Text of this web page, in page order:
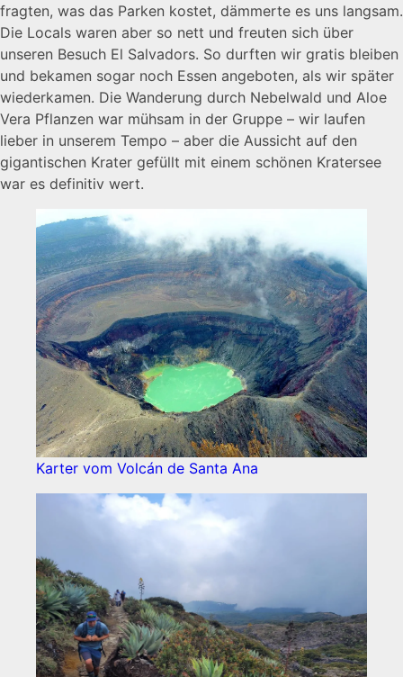
fragten, was das Parken kostet, dämmerte es uns langsam.
Die Locals waren aber so nett und freuten sich über
unseren Besuch El Salvadors. So durften wir gratis bleiben
und bekamen sogar noch Essen angeboten, als wir später
wiederkamen. Die Wanderung durch Nebelwald und Aloe
Vera Pflanzen war mühsam in der Gruppe – wir laufen
lieber in unserem Tempo – aber die Aussicht auf den
gigantischen Krater gefüllt mit einem schönen Kratersee
war es definitiv wert.
Karter vom Volcán de Santa Ana